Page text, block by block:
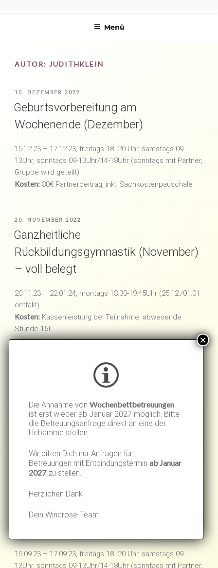
Menü
AUTOR: JUDITHKLEIN
VERÖFFENTLICHT
15. DEZEMBER 2022
Geburtsvorbereitung am
Wochenende (Dezember)
15.12.23 – 17.12.23, freitags 18 -20 Uhr, samstags 09-
13Uhr, sonntags 09-13Uhr/14-18Uhr (sonntags mit Partner,
Gruppe wird geteilt)
Kosten: 80€ Partnerbeitrag, inkl. Sachkostenpauschale
VERÖFFENTLICHT
20. NOVEMBER 2022
Ganzheitliche
Rückbildungsgymnastik (November)
– voll belegt
20.11.23 – 22.01.24, montags 18:30-19:45Uhr (25.12./01.01
entfällt)
Kosten: Kassenleistung bei Teilnahme, abwesende
Stunde 15€
Aquafitness in der Schwangerschaft
12.10.23 – 30.11.23, donnerstags 16.00-17.00Uhr im
Hallenbad Forchheim
Geburtsvorbereitung am
Wochenende (September) – voll
15.09.23 – 17.09.23, freitags 18 -20 Uhr, samstags 09-
13Uhr, sonntags 09-13Uhr/14-18Uhr (sonntags mit Partner,
Die Annahme von Wochenbettbetreuungen
ist erst wieder ab Januar 2027 möglich. Bitte
die Betreuungsanfrage direkt an eine der
Hebamme stellen.
Wir bitten Dich nur Anfragen für
Betreuungen mit Entbindungstermin ab Januar
2027zu stellen.
Herzlichen Dank
Dein Windrose-Team